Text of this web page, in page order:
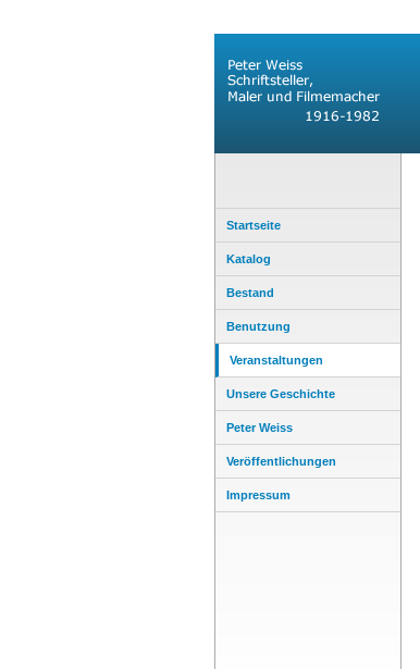
Startseite
Katalog
Bestand
Benutzung
Veranstaltungen
Unsere Geschichte
Peter Weiss
Veröffentlichungen
Impressum